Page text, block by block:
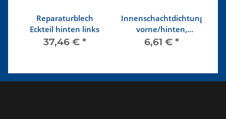
Reparaturblech
Eckteil hinten links
37,46 € *
Innenschachtdichtung
vorne/hinten,
rechts/links
6,61 € *